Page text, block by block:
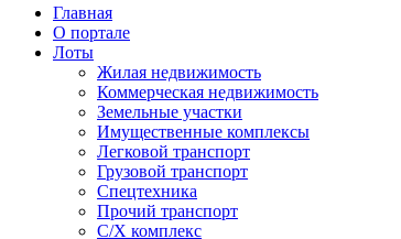
Главная
О портале
Лоты
Жилая недвижимость
Коммерческая недвижимость
Земельные участки
Имущественные комплексы
Легковой транспорт
Грузовой транспорт
Спецтехника
Прочий транспорт
С/Х комплекс